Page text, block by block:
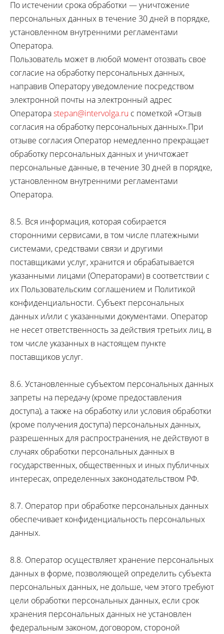
По истечении срока обработки — уничтожение
персональных данных в течение 30 дней в порядке,
установленном внутренними регламентами
Оператора.
Пользователь может в любой момент отозвать свое
согласие на обработку персональных данных,
направив Оператору уведомление посредством
электронной почты на электронный адрес
Оператораstepan@intervolga.ru с пометкой «Отзыв
согласия на обработку персональных данных».При
отзыве согласия Оператор немедленно прекращает
обработку персональных данных и уничтожает
персональные данные, в течение 30 дней в порядке,
установленном внутренними регламентами
Оператора.
8.5. Вся информация, которая собирается
сторонними сервисами, в том числе платежными
системами, средствами связи и другими
поставщиками услуг, хранится и обрабатывается
указанными лицами (Операторами) в соответствии с
их Пользовательским соглашением и Политикой
конфиденциальности. Субъект персональных
данных и/или с указанными документами. Оператор
не несет ответственность за действия третьих лиц, в
том числе указанных в настоящем пункте
поставщиков услуг.
8.6. Установленные субъектом персональных данных
запреты на передачу (кроме предоставления
доступа), а также на обработку или условия обработки
(кроме получения доступа) персональных данных,
разрешенных для распространения, не действуют в
случаях обработки персональных данных в
государственных, общественных и иных публичных
интересах, определенных законодательством РФ.
8.7. Оператор при обработке персональных данных
обеспечивает конфиденциальность персональных
данных.
8.8. Оператор осуществляет хранение персональных
данных в форме, позволяющей определить субъекта
персональных данных, не дольше, чем этого требуют
цели обработки персональных данных, если срок
хранения персональных данных не установлен
федеральным законом, договором, стороной